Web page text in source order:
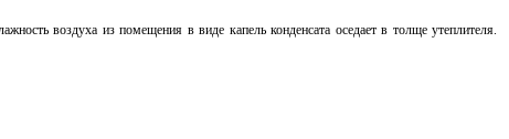
воздуха из помещения в виде капель конденсата оседает в толще утеплителя.